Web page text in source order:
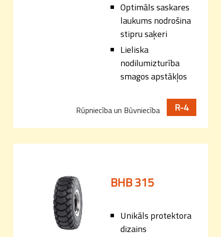
Optimāls saskares
laukums nodrošina
stipru saķeri
Lieliska
nodilumizturība
smagos apstākļos
Rūpniecība un Būvniecība R-4
BHB 315
Unikāls protektora
dizains